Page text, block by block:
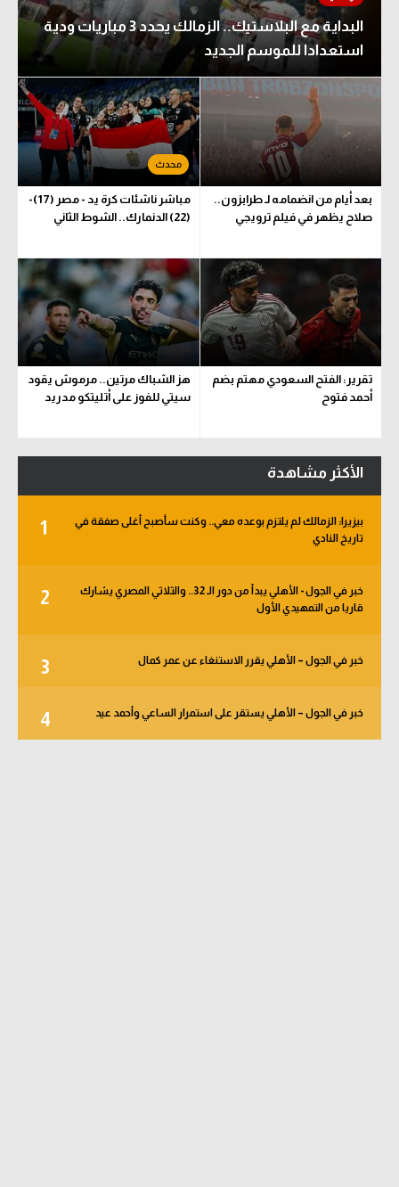
البداية مع البلاستيك.. الزمالك يحدد 3 مباريات ودية
استعدادا للموسم الجديد
بعد أيام من انضمامه لـ طرابزون..
صلاح يظهر في فيلم ترويجي
مباشر ناشئات كرة يد - مصر (17)-
(22) الدنمارك.. الشوط الثاني
تقرير: الفتح السعودي مهتم بضم
أحمد فتوح
هز الشباك مرتين.. مرموش يقود
سيتي للفوز على أتليتكو مدريد
الأكثر مشاهدة
1
بيزيرا: الزمالك لم يلتزم بوعده معي.. وكنت سأصبح أغلى صفقة في
تاريخ النادي
2
خبر في الجول - الأهلي يبدأ من دور الـ 32.. والثلاثي المصري يشارك
قاريا من التمهيدي الأول
3 خبر في الجول – الأهلي يقرر الاستنغاء عن عمر كمال
4 خبر في الجول – الأهلي يستقر على استمرار الساعي وأحمد عيد